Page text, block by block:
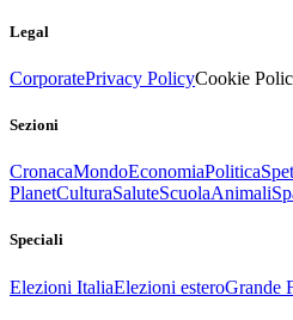
Legal
CorporatePrivacy PolicyCookie
Sezioni
CronacaMondoEconomiaPolitica
PlanetCulturaSaluteScuolaAnimali
Speciali
Elezioni ItaliaElezioni esteroGrande